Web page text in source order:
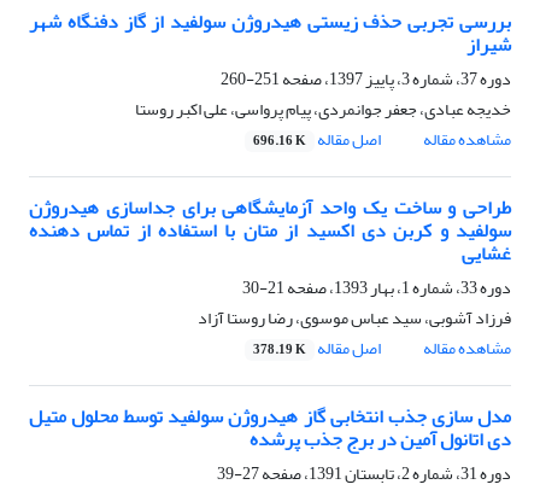
بررسی تجربی حذف زیستی هیدروژن سولفید از گاز دفنگاه شهر
شیراز
دوره 37، شماره 3، پاییز 1397، صفحه
251-260
خدیجه عبادی، جعفر جوانمردی، پیام پرواسی، علی اکبر روستا
مشاهده مقاله
اصل مقاله 696.16 K
طراحی و ساخت یک واحد آزمایشگاهی برای جداسازی هیدروژن
سولفید و کربن دی اکسید از متان با استفاده از تماس دهنده
غشایی
دوره 33، شماره 1، بهار 1393، صفحه
21-30
فرزاد آشوبی، سید عباس موسوی، رضا روستا آزاد
مشاهده مقاله
اصل مقاله 378.19 K
مدل سازی جذب انتخابی گاز هیدروژن سولفید توسط محلول متیل
دی اتانول آمین در برج جذب پرشده
دوره 31، شماره 2، تابستان 1391، صفحه
27-39